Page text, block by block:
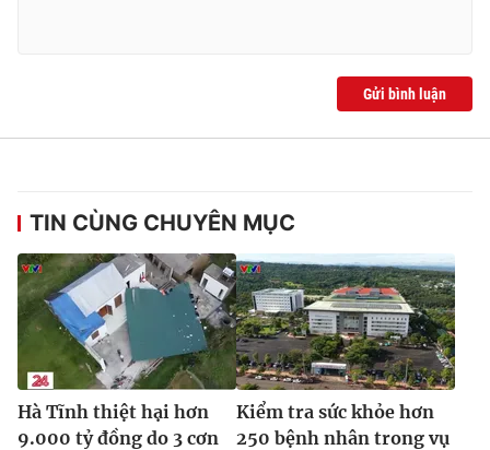
Gửi bình luận
TIN CÙNG CHUYÊN MỤC
Hà Tĩnh thiệt hại hơn
9.000 tỷ đồng do 3 cơn
Kiểm tra sức khỏe hơn
250 bệnh nhân trong vụ